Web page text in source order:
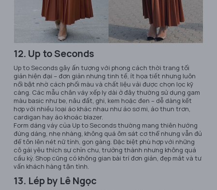
12. Up to Seconds
Up to Seconds gây ấn tượng với phong cách thời trang tối
giản hiện đại – đơn giản nhưng tinh tế, ít họa tiết nhưng luôn
nổi bật nhờ cách phối màu và chất liệu vải được chọn lọc kỹ
càng. Các mẫu chân váy xếp ly dài ở đây thường sử dụng gam
màu basic như be, nâu đất, ghi, kem hoặc đen – dễ dàng kết
hợp với nhiều loại áo khác nhau như áo sơ mi, áo thun trơn,
cardigan hay áo khoác blazer.
Form dáng váy của Up to Seconds thường mang thiên hướng
đứng dáng, nhẹ nhàng, không quá ôm sát cơ thể nhưng vẫn đủ
để tôn lên nét nữ tính, gọn gàng. Đặc biệt phù hợp với những
cô gái yêu thích sự chỉn chu, trưởng thành nhưng không quá
cầu kỳ. Shop cũng có không gian bài trí đơn giản, đẹp mắt và tư
vấn khách hàng tận tình.
13. Lép by Lê Ngọc